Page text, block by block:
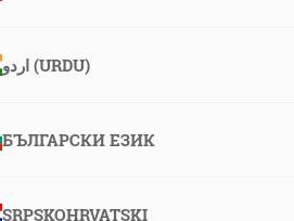
اردو (URDU)
БЪЛГАРСКИ ЕЗИК
SRPSKOHRVATSKI